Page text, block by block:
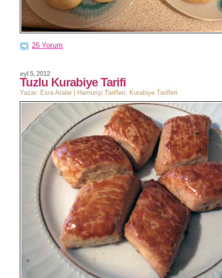
26 Yorum
Tuzlu Kurabiye Tarifi
eyl 5, 2012
Yazar: Esra Atalar | Hamurişi Tarifleri Kurabiye Tarifleri